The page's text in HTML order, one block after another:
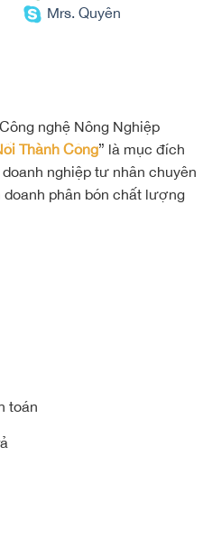
Mrs. Quyên
nghệ Nông Nghiệp
Thành Công” là mục đích
nghiệp tư nhân chuyên
doanh phân bón chất lượng
toán